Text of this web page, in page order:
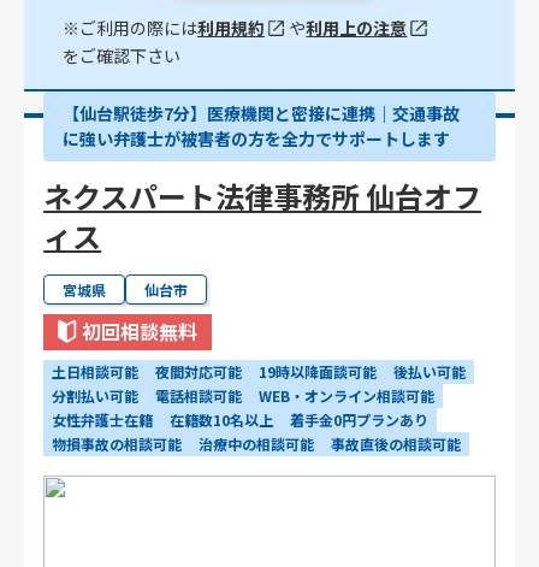
※ご利用の際には利用規約 や利用上の注意
をご確認下さい
【仙台駅徒歩7分】医療機関と密接に連携｜交通事故
に強い弁護士が被害者の方を全力でサポートします
ネクスパート法律事務所 仙台オフ
ィス
宮城県 仙台市
初回相談無料
土日相談可能 夜間対応可能 19時以降面談可能
後払い可能
分割払い可能
電話相談可能
WEB・オンライン相談可能
女性弁護士在籍
在籍数10名以上
着手金0円プランあり
物損事故の相談可能
治療中の相談可能 事故直後の相談可能